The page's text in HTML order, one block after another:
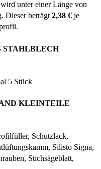
unter einer Länge von
Dieser beträgt 2,38 € je
STAHLBLECH
5 Stück
KLEINTEILE
Schutzlack,
Silisto Signa,
Stichsägeblatt,